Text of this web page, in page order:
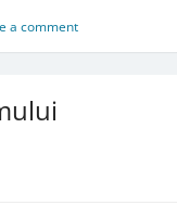
a comment